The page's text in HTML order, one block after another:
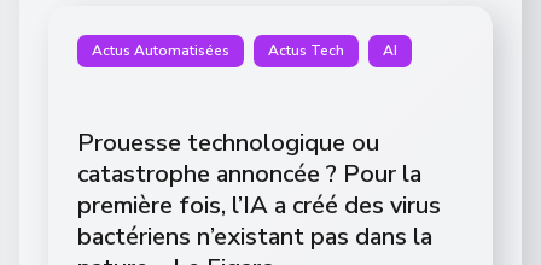
Actus Automatisées Actus Tech AI
Prouesse technologique ou
catastrophe annoncée ? Pour la
première fois, l’IA a créé des virus
bactériens n’existant pas dans la